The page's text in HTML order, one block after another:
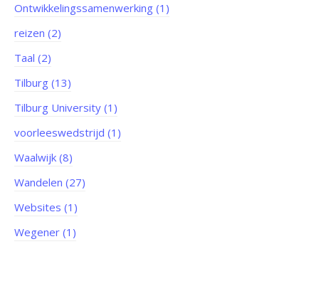
Ontwikkelingssamenwerking (1)
reizen (2)
Taal (2)
Tilburg (13)
Tilburg University (1)
voorleeswedstrijd (1)
Waalwijk (8)
Wandelen (27)
Websites (1)
Wegener (1)